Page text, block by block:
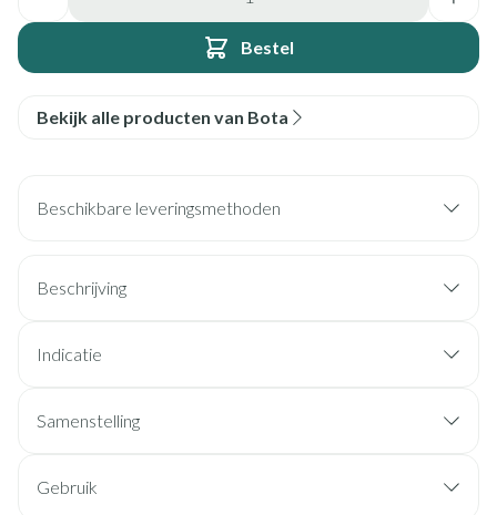
Bestel
Bekijk alle producten van Bota
Beschikbare leveringsmethoden
Beschrijving
Indicatie
Samenstelling
Gebruik